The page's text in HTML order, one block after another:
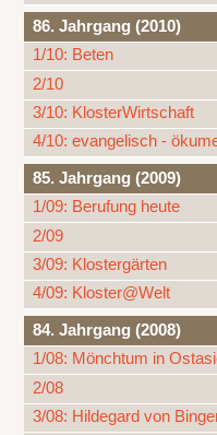
86. Jahrgang (2010)
1/10: Beten
2/10
3/10: KlosterWirtschaft
4/10: evangelisch -
85. Jahrgang (2009)
1/09: Berufung heute
2/09
3/09: Klostergärten
4/09: Kloster@Welt
84. Jahrgang (2008)
1/08: Mönchtum in
2/08
3/08: Hildegard von